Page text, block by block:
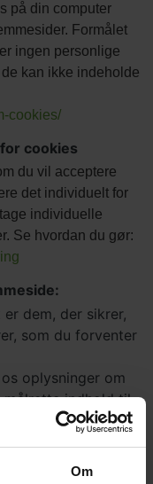
Om
på din computer
Formålet
ingen personlige
kan ikke indeholde
cookies/
cookies
du vil acceptere
det individuelt for
individuelle
Se hvordan du gør:
dem, der sikrer,
som du forventer
oplysninger om
indhold til